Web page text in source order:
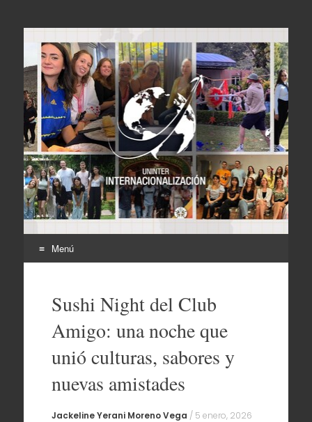
Internacionalización
UNINTER
Menú
contenido
Sushi Night del Club
Amigo: una noche que
unió culturas, sabores y
nuevas amistades
Jackeline Yerani Moreno Vega / 5 enero, 2026